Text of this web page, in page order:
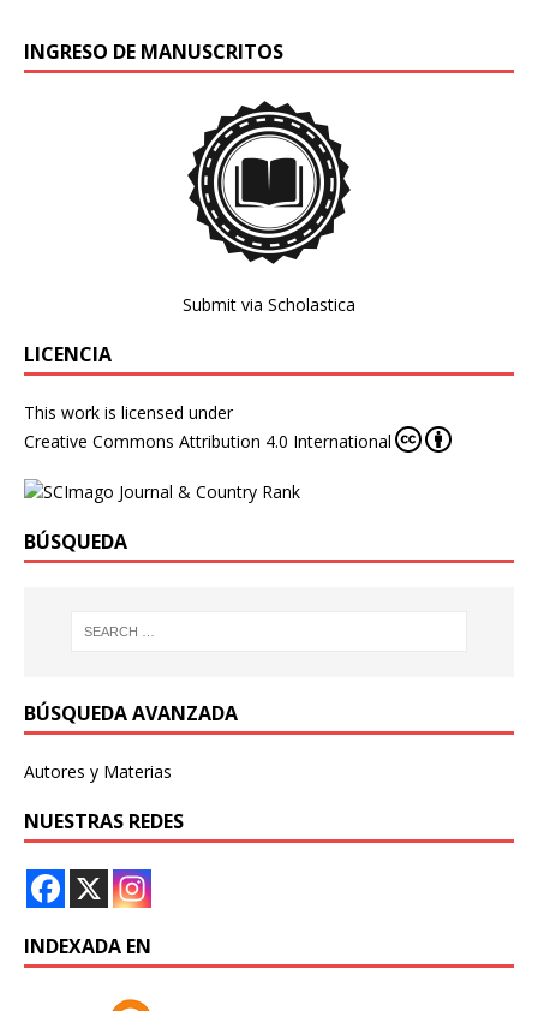
INGRESO DE MANUSCRITOS
Submit via Scholastica
LICENCIA
This work is licensed under
Creative Commons Attribution 4.0 International
BÚSQUEDA
BÚSQUEDA AVANZADA
Autores y Materias
NUESTRAS REDES
INDEXADA EN